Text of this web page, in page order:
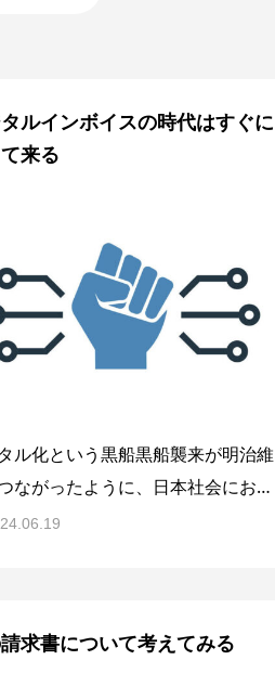
ルインボイスの時代はすぐに
来る
ル化という黒船黒船襲来が明治維
ながったように、日本社会におけ
ざまな変化が海外からの要求・要
「デジタル化」でかまびすしい。
求書について考えてみる